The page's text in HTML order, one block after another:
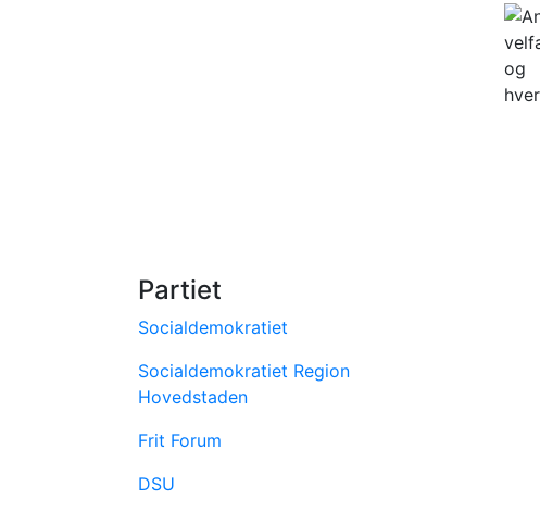
Partiet
Socialdemokratiet
Socialdemokratiet Region
Hovedstaden
Frit Forum
DSU